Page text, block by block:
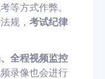
等方式作弊。
规， 考试纪律
全程视频监控
录像也会进行